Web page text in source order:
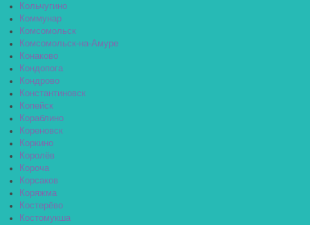
Кольчугино
Коммунар
Комсомольск
Комсомольск-на-Амуре
Конаково
Кондопога
Кондрово
Константиновск
Копейск
Кораблино
Кореновск
Коркино
Королёв
Короча
Корсаков
Коряжма
Костерёво
Костомукша